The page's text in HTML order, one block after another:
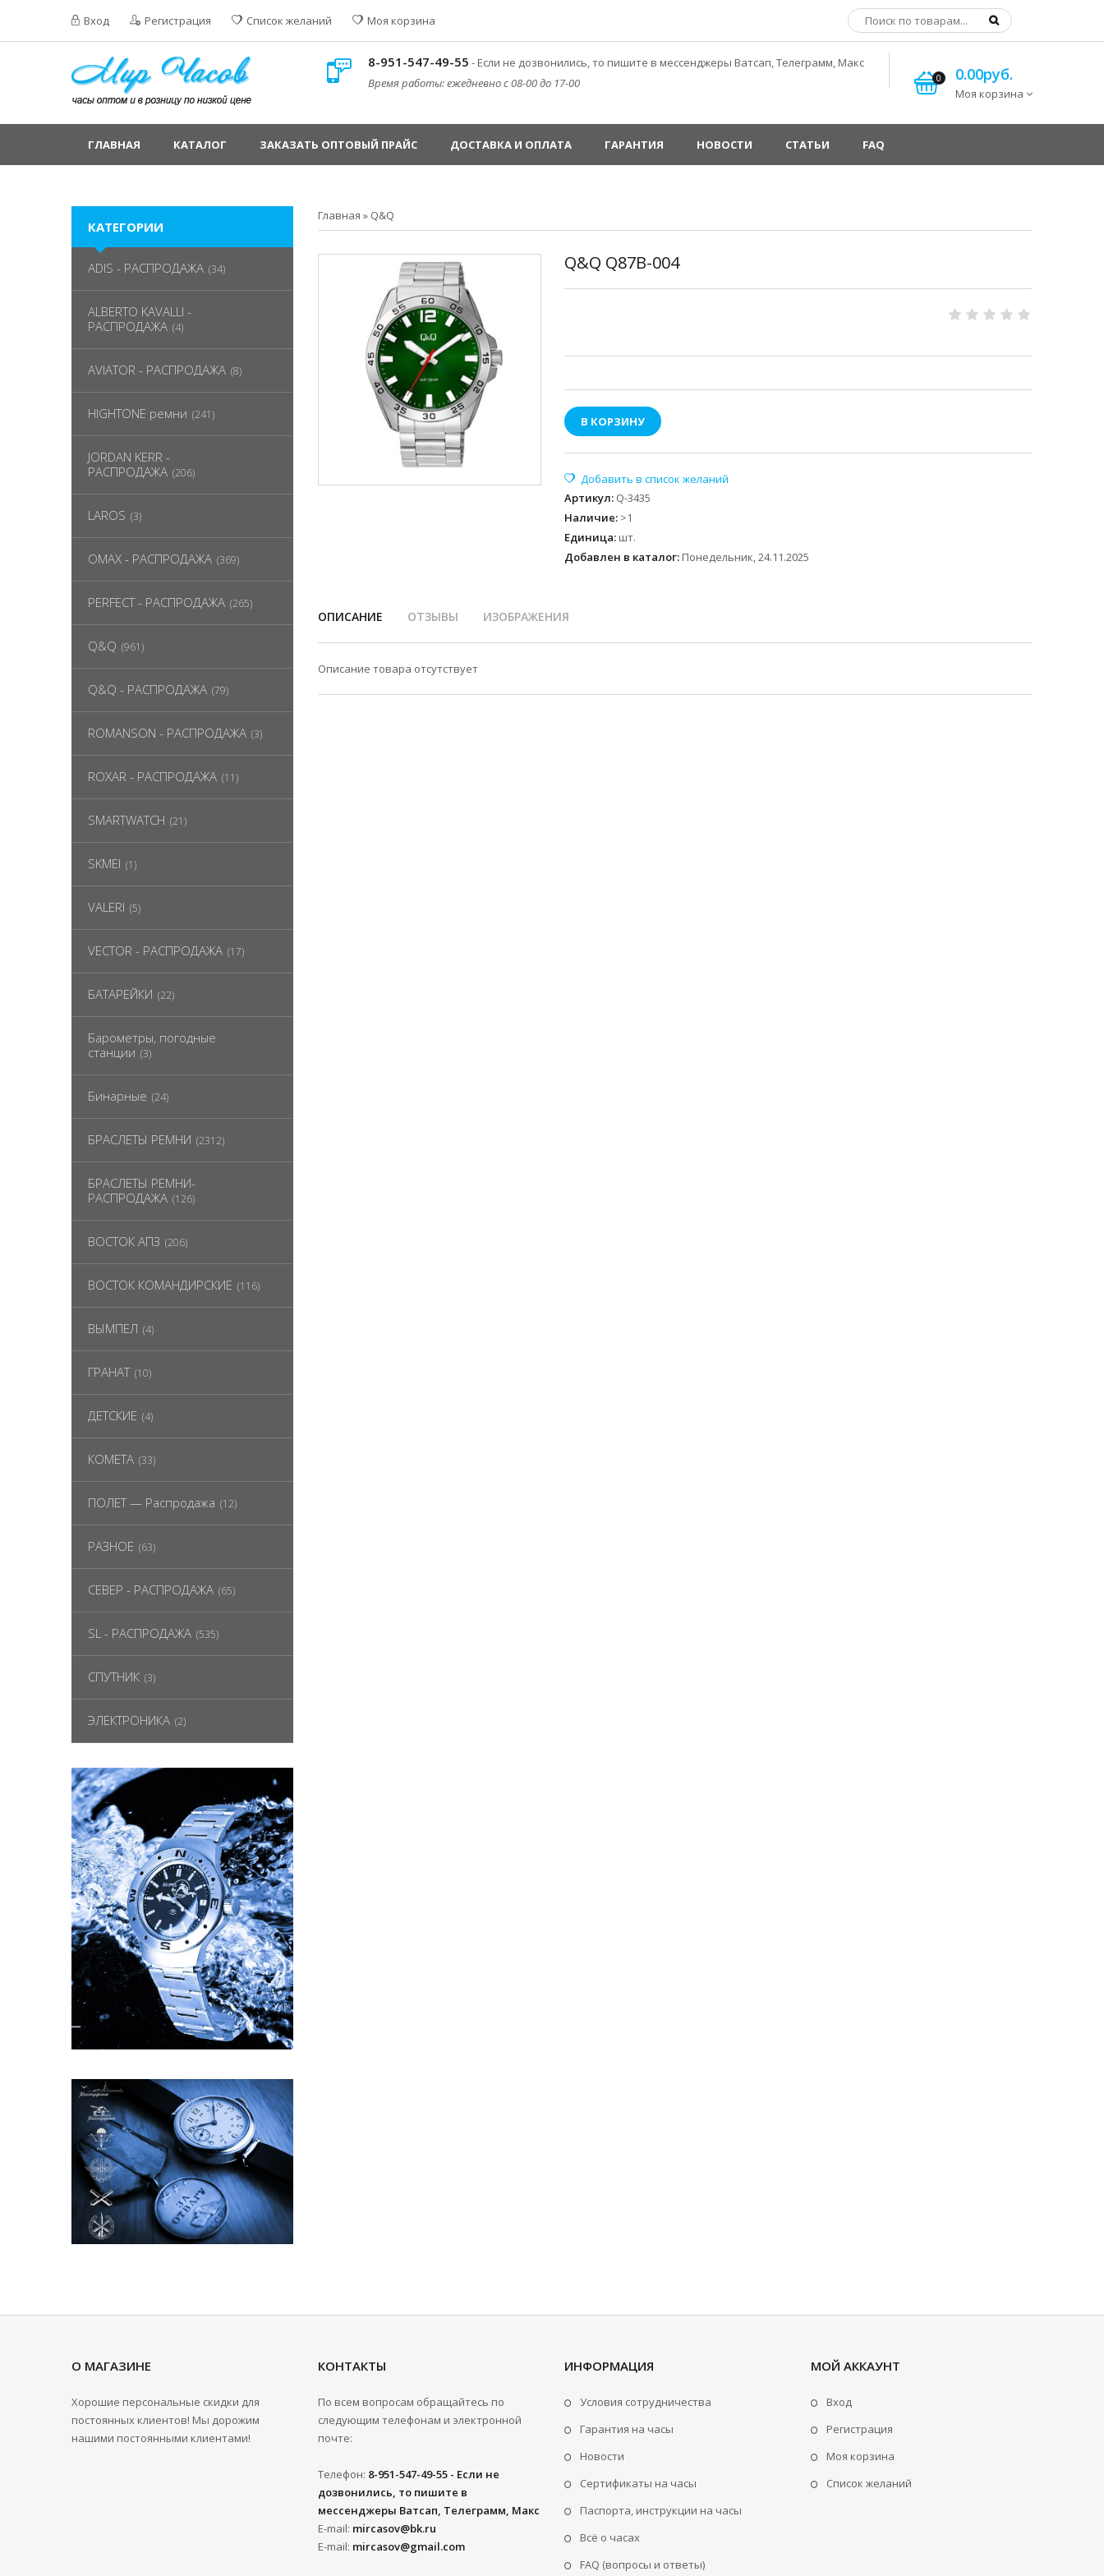
Вход Регистрация Список желаний Моя корзина
8-951-547-49-55 - Если не дозвонились, то пишите в мессенджеры Ватсап, Телеграмм, Макс
Время работы: ежедневно с 08-00 до 17-00
0 0.00руб.
Моя корзина
ГЛАВНАЯ КАТАЛОГ ЗАКАЗАТЬ ОПТОВЫЙ ПРАЙС ДОСТАВКА И ОПЛАТА ГАРАНТИЯ НОВОСТИ СТАТЬИ FAQ
Главная » Q&Q
Q&Q Q87B-004
В КОРЗИНУ
Артикул: Q-3435
Наличие: >1
Единица: шт.
Добавлен в каталог: Понедельник, 24.11.2025
ОПИСАНИЕ ОТЗЫВЫ ИЗОБРАЖЕНИЯ
Описание товара отсутствует
КАТЕГОРИИ
ADIS - РАСПРОДАЖА (34)
ALBERTO KAVALLI -
РАСПРОДАЖА (4)
AVIATOR - РАСПРОДАЖА (8)
HIGHTONE ремни (241)
JORDAN KERR -
РАСПРОДАЖА (206)
LAROS (3)
OMAX - РАСПРОДАЖА (369)
PERFECT - РАСПРОДАЖА (265)
Q&Q (961)
Q&Q - РАСПРОДАЖА (79)
ROMANSON - РАСПРОДАЖА (3)
ROXAR - РАСПРОДАЖА (11)
SMARTWATCH (21)
SKMEI (1)
VALERI (5)
VECTOR - РАСПРОДАЖА (17)
БАТАРЕЙКИ (22)
Барометры, погодные
станции (3)
Бинарные (24)
БРАСЛЕТЫ РЕМНИ (2312)
БРАСЛЕТЫ РЕМНИ-
РАСПРОДАЖА (126)
ВОСТОК АПЗ (206)
ВОСТОК КОМАНДИРСКИЕ (116)
ВЫМПЕЛ (4)
ГРАНАТ (10)
ДЕТСКИЕ (4)
КОМЕТА (33)
ПОЛЕТ — Распродажа (12)
РАЗНОЕ (63)
СЕВЕР - РАСПРОДАЖА (65)
SL - РАСПРОДАЖА (535)
СПУТНИК (3)
ЭЛЕКТРОНИКА (2)
О МАГАЗИНЕ
Хорошие персональные скидки для
постоянных клиентов! Мы дорожим
нашими постоянными клиентами!
КОНТАКТЫ
По всем вопросам обращайтесь по
следующим телефонам и электронной
почте:
Телефон: 8-951-547-49-55 - Если не
дозвонились, то пишите в
мессенджеры Ватсап, Телеграмм, Макс
E-mail: mircasov@bk.ru
E-mail: mircasov@gmail.com
ИНФОРМАЦИЯ
Условия сотрудничества
Гарантия на часы
Новости
Сертификаты на часы
Паспорта, инструкции на часы
Всё о часах
FAQ (вопросы и ответы)
МОЙ АККАУНТ
Вход
Регистрация
Моя корзина
Cписок желаний